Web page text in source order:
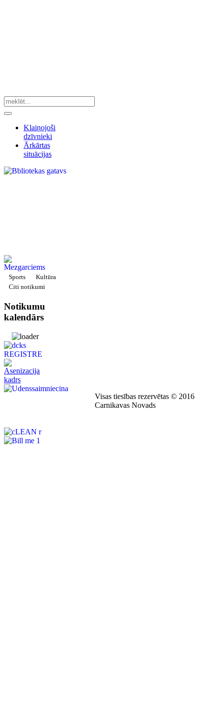
Klaiņojoši
dzīvnieki
Ārkārtas
situācijas
Sports
Kultūra
Citi notikumi
Notikumu
kalendārs
Visas tiesības rezervētas © 2016
Carnikavas Novads